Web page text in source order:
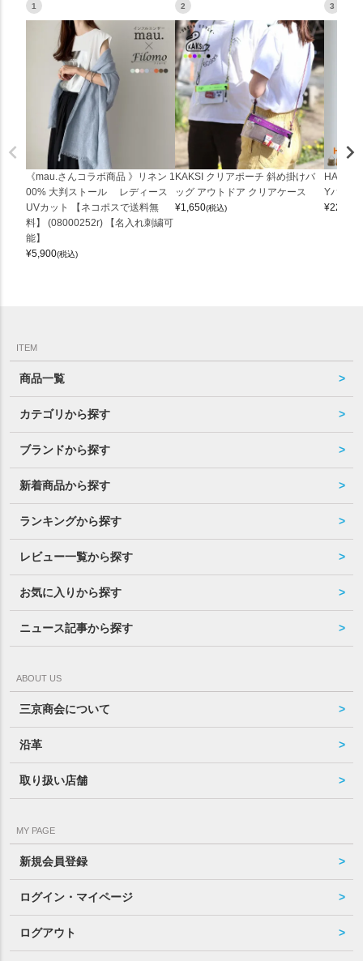
1
《mau.さんコラボ商品 》リネン 1
00% 大判ストール レディース
UVカット 【ネコポスで送料無
料】 (08000252r) 【名入れ刺繍可
能】
¥5,900(税込)
2
KAKSI クリアポーチ 斜め掛けバ
ッグ アウトドア クリアケース
¥1,650(税込)
3
Yバッグ
¥22,000
ITEM
商品一覧
カテゴリから探す
ブランドから探す
新着商品から探す
ランキングから探す
レビュー一覧から探す
お気に入りから探す
ニュース記事から探す
ABOUT US
三京商会について
沿革
取り扱い店舗
MY PAGE
新規会員登録
ログイン・マイページ
ログアウト